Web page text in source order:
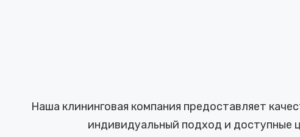
Наша клининговая компания предоставляет
индивидуальный подход и доступные